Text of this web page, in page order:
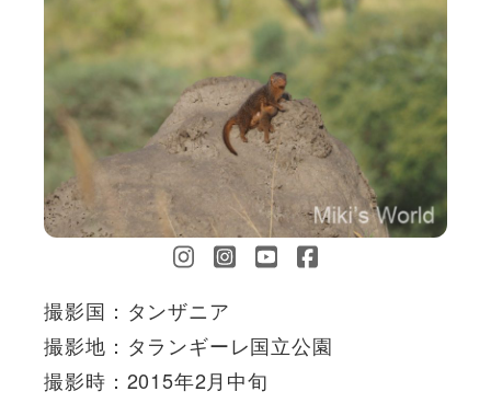
撮影国：タンザニア
撮影地：タランギーレ国立公園
撮影時：2015年2月中旬